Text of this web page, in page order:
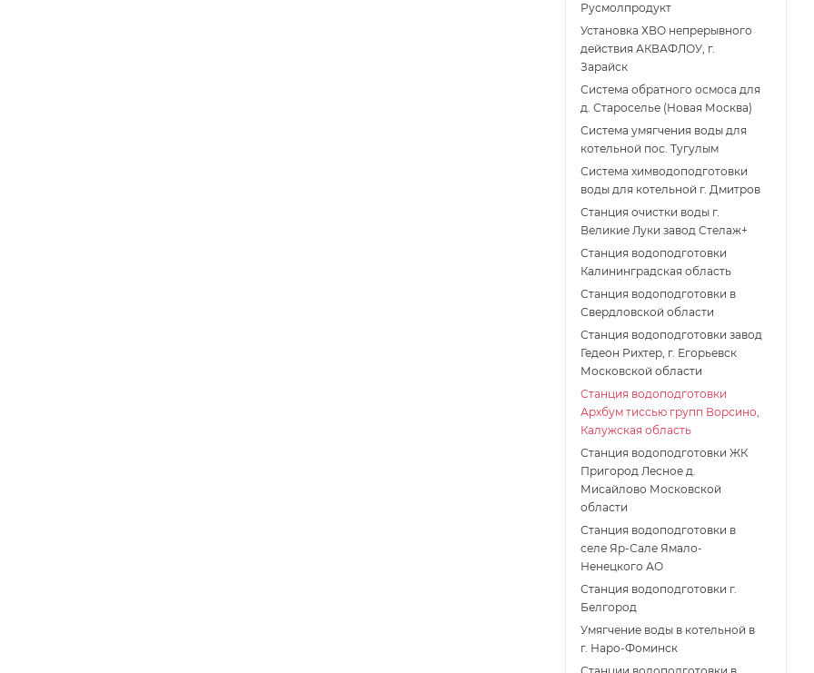
Русмолпродукт
Установка ХВО непрерывного
действия АКВАФЛОУ, г.
Зарайск
Система обратного осмоса для
д. Староселье (Новая Москва)
Система умягчения воды для
котельной пос. Тугулым
Система химводоподготовки
воды для котельной г. Дмитров
Станция очистки воды г.
Великие Луки завод Стелаж+
Станция водоподготовки
Калининградская область
Станция водоподготовки в
Свердловской области
Станция водоподготовки завод
Гедеон Рихтер, г. Егорьевск
Московской области
Станция водоподготовки
Архбум тиссью групп Ворсино,
Калужская область
Станция водоподготовки ЖК
Пригород Лесное д.
Мисайлово Московской
области
Станция водоподготовки в
селе Яр-Сале Ямало-
Ненецкого АО
Станция водоподготовки г.
Белгород
Умягчение воды в котельной в
г. Наро-Фоминск